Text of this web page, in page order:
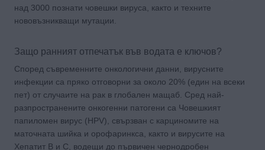
над 3000 познати човешки вируса, както и техните
нововъзникващи мутации.
Защо ранният отпечатък във водата е ключов?
Според съвременните онкологични данни, вирусните
инфекции са пряко отговорни за около 20% (един на всеки
пет) от случаите на рак в глобален мащаб. Сред най-
разпространените онкогенни патогени са Човешкият
папиломен вирус (HPV), свързван с карциномите на
маточната шийка и орофаринкса, както и вирусите на
Хепатит B и C, водещи до първичен чернодробен